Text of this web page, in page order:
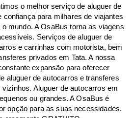
o melhor serviço de aluguer de
confiança para milhares de viajantes
mundo. A OsaBus torna as viagens
Serviços de aluguer de
e carrinhas com motorista, bem
privados em Tata. A nossa
expansão para oferecer
aluguer de autocarros e transferes
Aluguer de autocarros em
ou grandes. A OsaBus é
opção para as suas necessidades.